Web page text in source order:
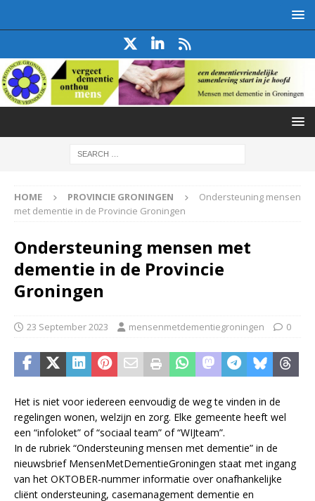
HOME PROVINCIE GRONINGEN
Ondersteuning mensen
met dementie in de Provincie Groningen
Ondersteuning mensen met
dementie in de Provincie
Groningen
23 September 2023 mensenmetdementiegroningen 0
Het is niet voor iedereen eenvoudig de weg te vinden in de
regelingen wonen, welzijn en zorg. Elke gemeente heeft wel
een “infoloket” of “sociaal team” of “WIJteam”.
In de rubriek “Ondersteuning mensen met dementie” in de
nieuwsbrief MensenMetDementieGroningen staat met ingang
van het OKTOBER-nummer informatie over onafhankelijke
cliënt ondersteuning, casemanagement dementie en